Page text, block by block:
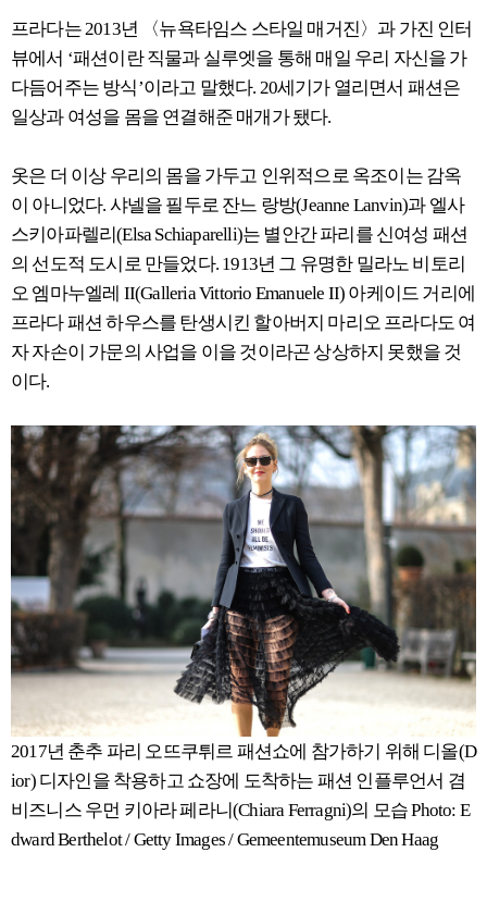
프라다는 2013년 〈뉴욕타임스 스타일 매거진〉과 가진 인터
뷰에서 ‘패션이란 직물과 실루엣을 통해 매일 우리 자신을 가
다듬어주는 방식’이라고 말했다. 20세기가 열리면서 패션은
일상과 여성을 몸을 연결해준 매개가 됐다.
옷은 더 이상 우리의 몸을 가두고 인위적으로 옥조이는 감옥
이 아니었다. 샤넬을 필두로 잔느 랑방(Jeanne Lanvin)과 엘사
스키아파렐리(Elsa Schiaparelli)는 별안간 파리를 신여성 패션
의 선도적 도시로 만들었다. 1913년 그 유명한 밀라노 비토리
오 엠마누엘레 II(Galleria Vittorio Emanuele II) 아케이드 거리에
프라다 패션 하우스를 탄생시킨 할아버지 마리오 프라다도 여
자 자손이 가문의 사업을 이을 것이라곤 상상하지 못했을 것
이다.
2017년 춘추 파리 오뜨쿠튀르 패션쇼에 참가하기 위해 디올(D
ior) 디자인을 착용하고 쇼장에 도착하는 패션 인플루언서 겸
비즈니스 우먼 키아라 페라니(Chiara Ferragni)의 모습 Photo: E
dward Berthelot / Getty Images / Gemeentemuseum Den Haag